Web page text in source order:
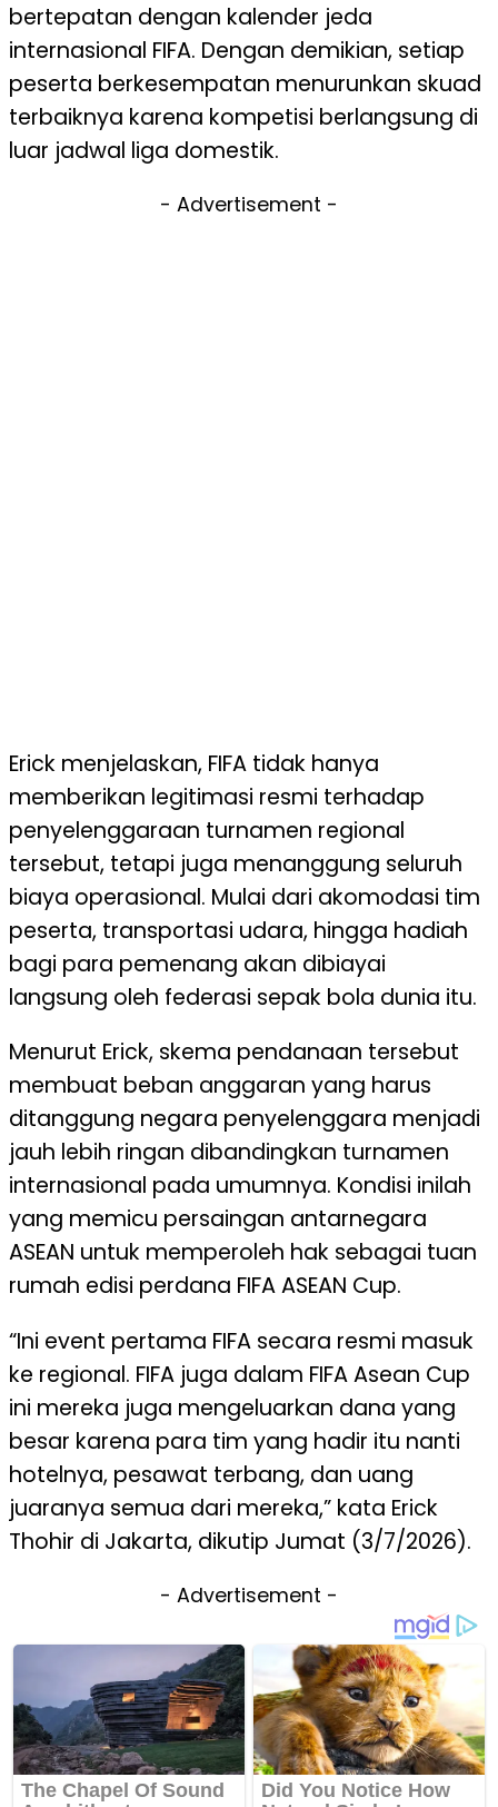
bertepatan dengan kalender jeda
internasional FIFA. Dengan demikian, setiap
peserta berkesempatan menurunkan skuad
terbaiknya karena kompetisi berlangsung di
luar jadwal liga domestik.
- Advertisement -
Erick menjelaskan, FIFA tidak hanya
memberikan legitimasi resmi terhadap
penyelenggaraan turnamen regional
tersebut, tetapi juga menanggung seluruh
biaya operasional. Mulai dari akomodasi tim
peserta, transportasi udara, hingga hadiah
bagi para pemenang akan dibiayai
langsung oleh federasi sepak bola dunia itu.
Menurut Erick, skema pendanaan tersebut
membuat beban anggaran yang harus
ditanggung negara penyelenggara menjadi
jauh lebih ringan dibandingkan turnamen
internasional pada umumnya. Kondisi inilah
yang memicu persaingan antarnegara
ASEAN untuk memperoleh hak sebagai tuan
rumah edisi perdana FIFA ASEAN Cup.
“Ini event pertama FIFA secara resmi masuk
ke regional. FIFA juga dalam FIFA Asean Cup
ini mereka juga mengeluarkan dana yang
besar karena para tim yang hadir itu nanti
hotelnya, pesawat terbang, dan uang
juaranya semua dari mereka,” kata Erick
Thohir di Jakarta, dikutip Jumat (3/7/2026).
- Advertisement -